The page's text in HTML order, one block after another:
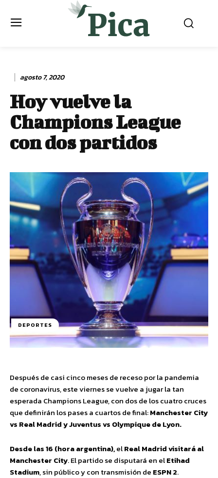
agosto 7, 2020
Hoy vuelve la
Champions League
con dos partidos
DEPORTES
Después de casi cinco meses de receso por la pandemia
de coronavirus, este viernes se vuelve a jugar la tan
esperada Champions League, con dos de los cuatro cruces
que definirán los pases a cuartos de final:Manchester City
vs Real Madrid y Juventus vs Olympique de Lyon.
Desde las 16 (hora argentina),elReal Madridvisitará al
Manchester City. El partido se disputará en elEtihad
Stadium, sin público y con transmisión de ESPN 2.